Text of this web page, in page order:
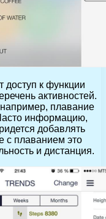
доступ к функции
активностей.
плавание
информацию,
добавлять
с плаванием это
и дистанция.